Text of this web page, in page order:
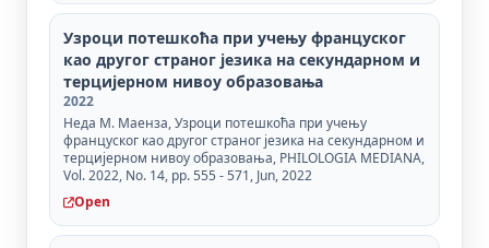
Узроци потешкоћа при учењу француског
као другог страног језика на секундарном и
терцијерном нивоу образовања
2022
Неда М. Маенза, Узроци потешкоћа при учењу
француског као другог страног језика на секундарном и
терцијерном нивоу образовања, PHILOLOGIA MEDIANA,
Vol. 2022, No. 14, pp. 555 - 571, Jun, 2022
Open